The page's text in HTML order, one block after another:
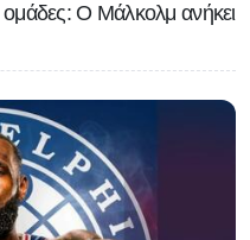
ομάδες: Ο Μάλκολμ ανήκει